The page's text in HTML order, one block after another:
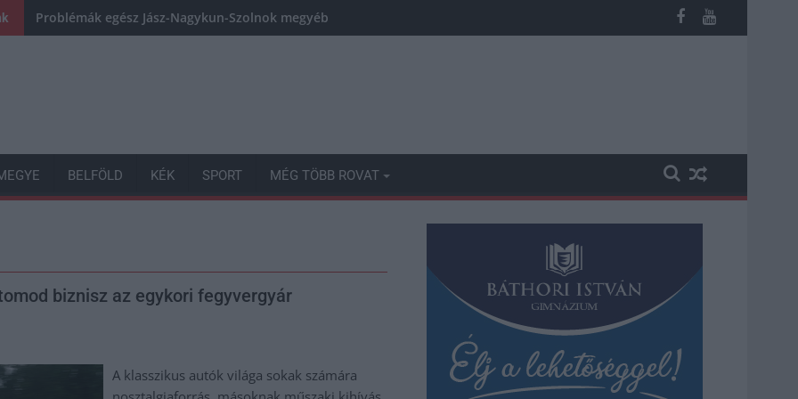
Problémák egész Jász-Nagykun-Szolnok megyében: egyre több otthoni kútból fogy ki a víz
BELFÖLD KÉK SPORT MÉG TÖBB ROVAT
biznisz az egykori fegyvergyár
A klasszikus autók világa sokak számára